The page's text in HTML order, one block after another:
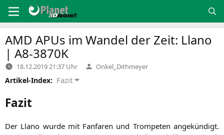
Inhalt
springen
AMD APUs im Wandel der Zeit: Llano
| A8-3870K
18.12.2019 21:37 Uhr Verfasst
von
Onkel_Dithmeyer
Artikel-Index: Fazit
Fazit
Der Llano wur­de mit Fan­fa­ren und Trom­pe­ten ange­kün­digt.